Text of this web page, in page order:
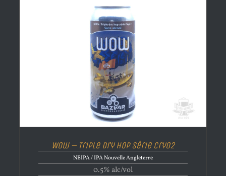
Wow – Triple Dry Hop Série Cryo2
NEIPA / IPA Nouvelle Angleterre
0.5% alc/vol